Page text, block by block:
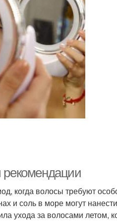
когда волосы требуют
и соль в море могут
ухода за волосами летом,